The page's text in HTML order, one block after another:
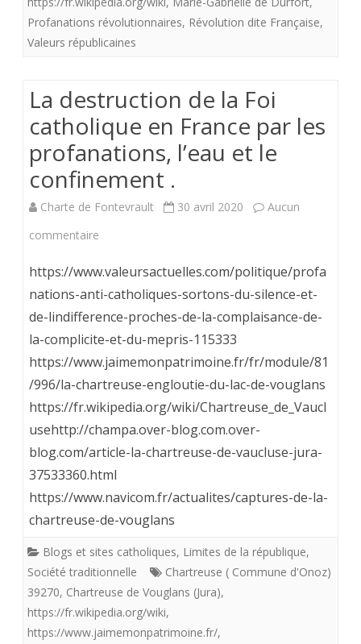
Simon
de
son
épouse
Marie-
Gabrielle
à
la
fosse
Profanations révolutionnaires, Révolution dite Française,
Valeurs républicaines
La destruction de la Foi
catholique en France par les
profanations, l’eau et le
confinement .
Charte de Fontevrault 30 avril 2020
Aucun
commentaire
destruction
de
la
catholique
en
France
les
profanations,
l’eau
et
le
https://www.valeursactuelles.com/politique/profa
nations-anti-catholiques-sortons-du-silence-et-
de-lindifference-proches-de-la-complaisance-de-
la-complicite-et-du-mepris-115333
https://www.jaimemonpatrimoine.fr/fr/module/81
/996/la-chartreuse-engloutie-du-lac-de-vouglans
https://fr.wikipedia.org/wiki/Chartreuse_de_Vaucl
usehttp://champa.over-blog.com.over-
blog.com/article-la-chartreuse-de-vaucluse-jura-
37533360.html
https://www.navicom.fr/actualites/captures-de-la-
chartreuse-de-vouglans
Blogs et sites catholiques, Limites de la république,
Société traditionnelle
Chartreuse ( Commune d'Onoz)
39270, Chartreuse de Vouglans (Jura),
https://fr.wikipedia.org/wiki,
https://www.jaimemonpatrimoine.fr/,